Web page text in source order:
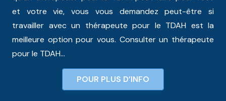
et votre vie, vous vous demandez peut-être si
travailler avec un thérapeute pour le TDAH est la
meilleure option pour vous. Consulter un thérapeute
pour le TDAH…
POUR PLUS D’INFO